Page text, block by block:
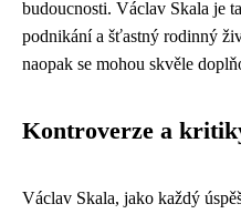
budoucnosti. Václav Skala je
podnikání a šťastný rodinný
naopak se mohou skvěle
Kontroverze a
Václav Skala, jako každý